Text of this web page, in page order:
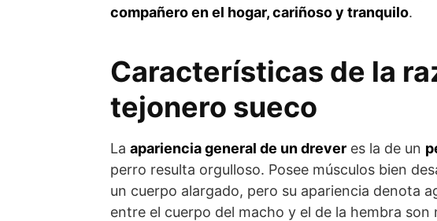
compañero en el hogar, cariñoso y tranquilo.
Características de la
tejonero sueco
La apariencia general de un drever es la de un
perro resulta orgulloso. Posee músculos bien
un cuerpo alargado, pero su apariencia denota
entre el cuer­po del macho y el de la hembra son